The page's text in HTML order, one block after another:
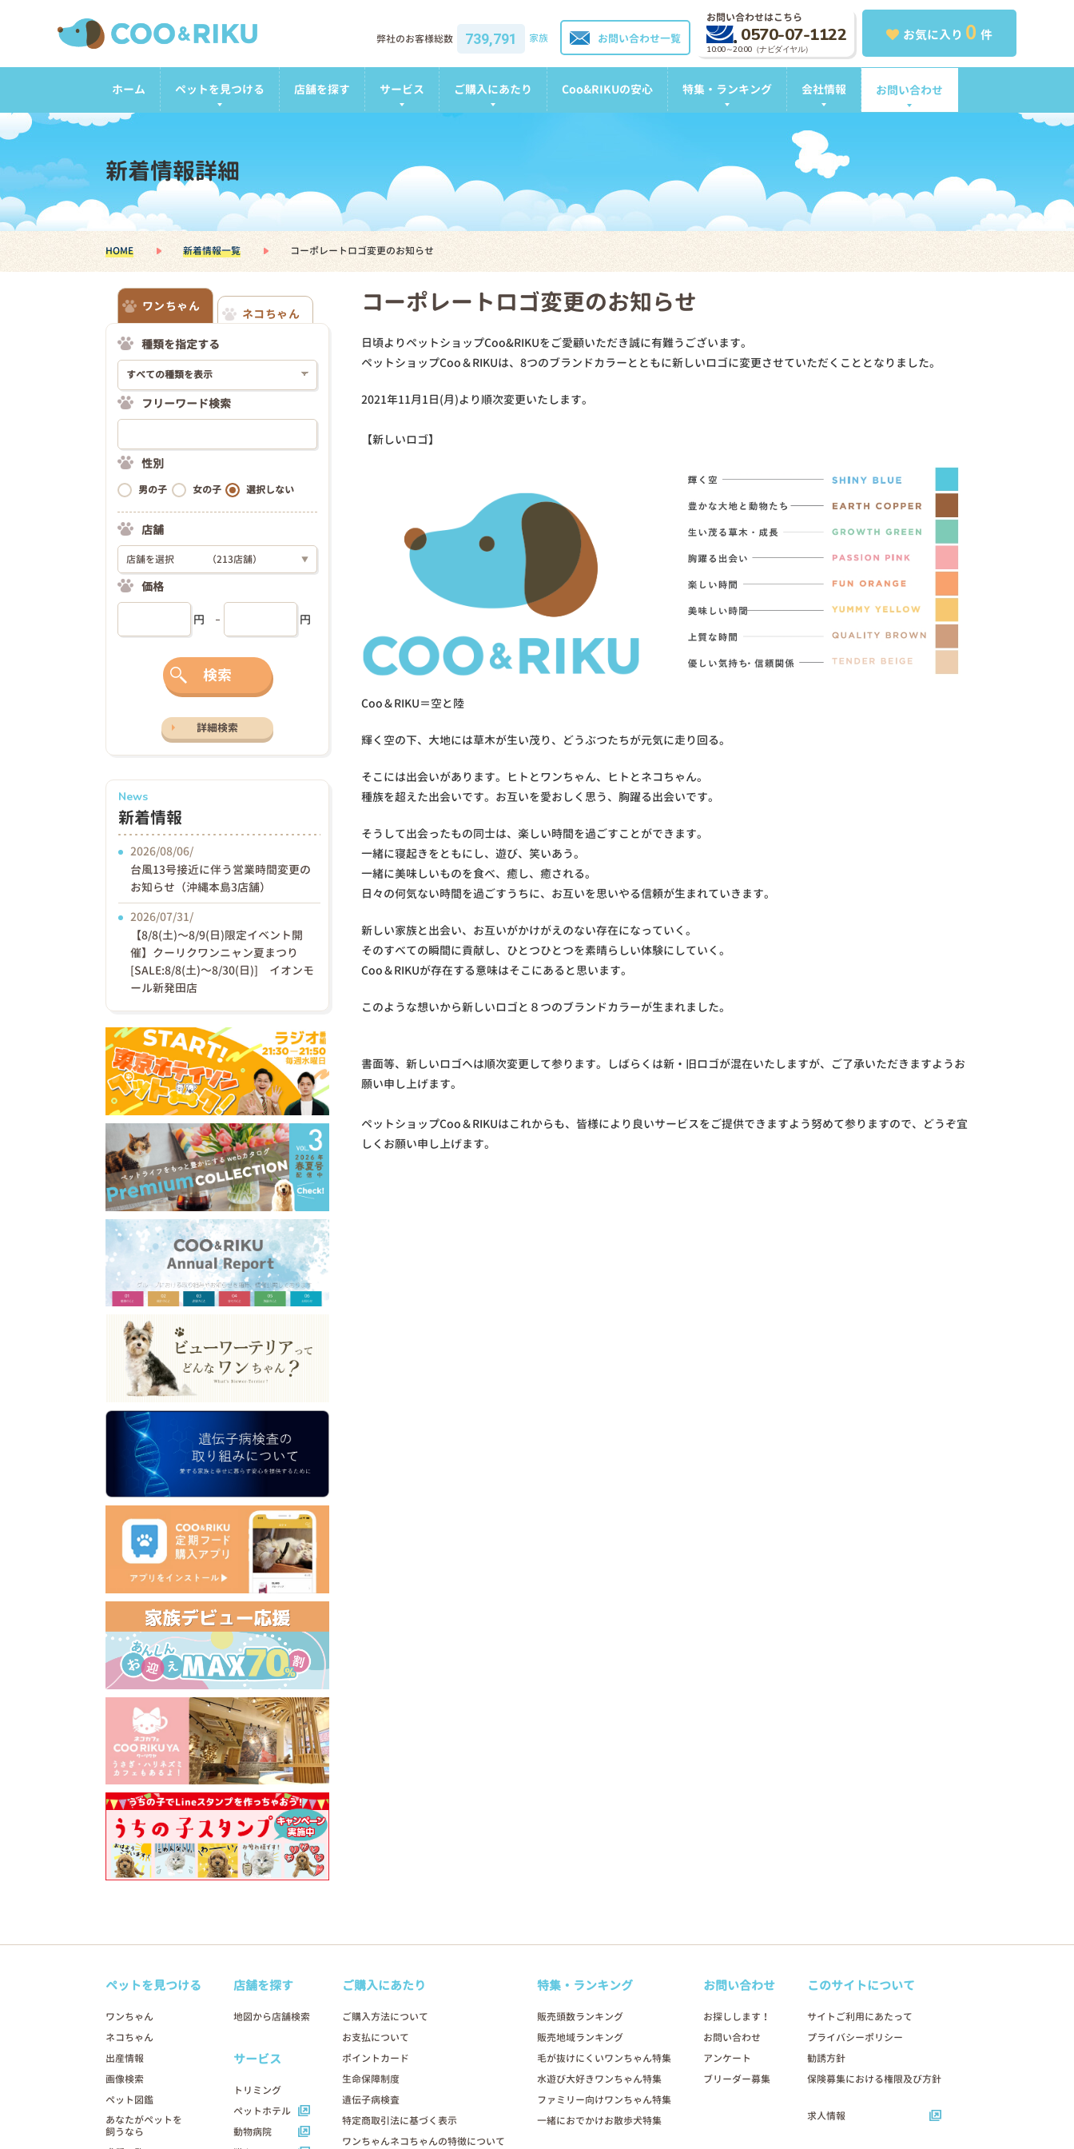
お気に入り 0 件
お問い合わせはこちら
0570-07-1122
10:00～20:00（ナビダイヤル）
お問い合わせ一覧
弊社のお客様総数 739,791 家族
ホーム ペットを見つける 店舗を探す サービス ご購入にあたり Coo&RIKUの安心 特集・ランキング 会社情報 お問い合わせ
新着情報詳細
HOME 新着情報一覧 コーポレートロゴ変更のお知らせ
コーポレートロゴ変更のお知らせ
日頃よりペットショップCoo&RIKUをご愛顧いただき誠に有難うございます。
ペットショップCoo＆RIKUは、8つのブランドカラーとともに新しいロゴに変更させていただくこととなりました。
2021年11月1日(月)より順次変更いたします。
【新しいロゴ】
Coo＆RIKU＝空と陸
輝く空の下、大地には草木が生い茂り、どうぶつたちが元気に走り回る。
そこには出会いがあります。ヒトとワンちゃん、ヒトとネコちゃん。
種族を超えた出会いです。お互いを愛おしく思う、胸躍る出会いです。
そうして出会ったもの同士は、楽しい時間を過ごすことができます。
一緒に寝起きをともにし、遊び、笑いあう。
一緒に美味しいものを食べ、癒し、癒される。
日々の何気ない時間を過ごすうちに、お互いを思いやる信頼が生まれていきます。
新しい家族と出会い、お互いがかけがえのない存在になっていく。
そのすべての瞬間に貢献し、ひとつひとつを素晴らしい体験にしていく。
Coo＆RIKUが存在する意味はそこにあると思います。
このような想いから新しいロゴと８つのブランドカラーが生まれました。
書面等、新しいロゴへは順次変更して参ります。しばらくは新・旧ロゴが混在いたしますが、ご了承いただきますようお
願い申し上げます。
ペットショップCoo＆RIKUはこれからも、皆様により良いサービスをご提供できますよう努めて参りますので、どうぞ宜
しくお願い申し上げます。
ワンちゃん
ネコちゃん
種類を指定する
フリーワード検索
性別
男の子 女の子 選択しない
店舗
店舗を選択 （213店舗） ▼
価格
円 円
検索
詳細検索
News
新着情報
2026/08/06/
台風13号接近に伴う営業時間変更の
お知らせ（沖縄本島3店舗）
2026/07/31/
【8/8(土)〜8/9(日)限定イベント開
催】クーリクワンニャン夏まつり
[SALE:8/8(土)～8/30(日)] イオンモ
ール新発田店
ペットを見つける
ワンちゃん
ネコちゃん
出産情報
画像検索
ペット図鑑
あなたがペットを
飼うなら
店舗を探す
地図から店舗検索
サービス
トリミング
ペットホテル
動物病院
ご購入にあたり
ご購入方法について
お支払について
ポイントカード
生命保障制度
遺伝子病検査
特定商取引法に基づく表示
ワンちゃんネコちゃんの特徴について
特集・ランキング
販売頭数ランキング
販売地域ランキング
毛が抜けにくいワンちゃん特集
水遊び大好きワンちゃん特集
ファミリー向けワンちゃん特集
一緒におでかけお散歩犬特集
お問い合わせ
お探しします！
お問い合わせ
アンケート
ブリーダー募集
このサイトについて
サイトご利用にあたって
プライバシーポリシー
勧誘方針
保険募集における権限及び方針
求人情報